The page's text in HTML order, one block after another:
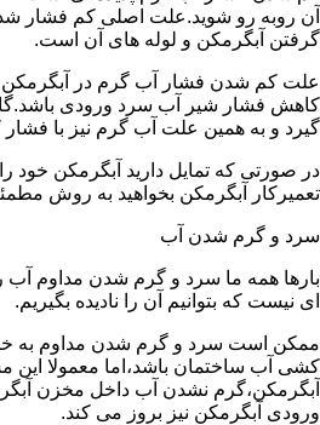
آن روبه رو شوید.علت اصلی کم
گرفتن آبگرمکن و لوله های آن است.
علت کم شدن فشار آب گرم در آبگرمکن
کاهش فشار شیر آب سرد ورودی
گیرد و به همین علت آب گرم نیز با
در صورتی که تمایل دارید آبگرمکن خود
تعمیرکار آبگرمکن بخواهید به روش
سرد و گرم شدن آب
بارها همه ما سرد و گرم شدن مداوم آب
ای نیست که بتوانیم آن را نادیده بگیریم.
ممکن است سرد و گرم شدن مداوم به
کشی آب ساختمان باشد،اما معمولا
آبگرمکن،گرم نشدن آب داخل مخزن
ورودی آبگرمکن نیز بروز می کند.